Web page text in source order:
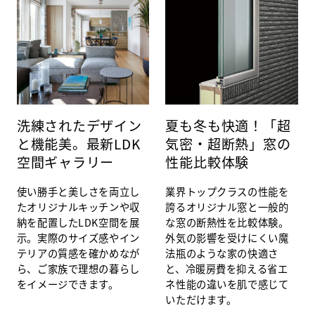
洗練されたデザイン
と機能美。最新LDK
空間ギャラリー
使い勝手と美しさを両立し
たオリジナルキッチンや収
納を配置したLDK空間を展
示。実際のサイズ感やイン
テリアの質感を確かめなが
ら、ご家族で理想の暮らし
をイメージできます。
夏も冬も快適！「超
気密・超断熱」窓の
性能比較体験
業界トップクラスの性能を
誇るオリジナル窓と一般的
な窓の断熱性を比較体験。
外気の影響を受けにくい魔
法瓶のような家の快適さ
と、冷暖房費を抑える省エ
ネ性能の違いを肌で感じて
いただけます。